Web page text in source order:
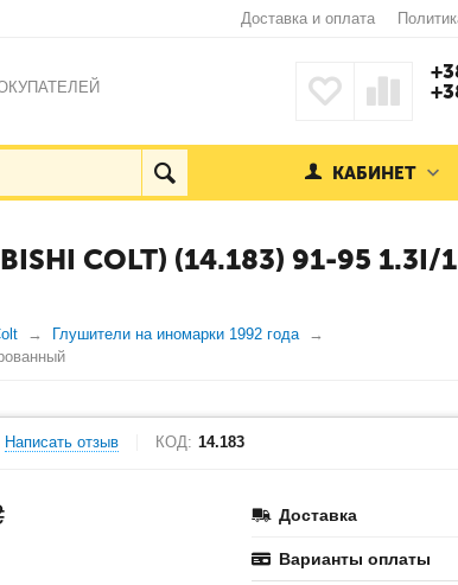
Доставка и оплата
КАБИНЕТ
COLT) (14.183) 91-95 1.3I/
Глушители на иномарки 1992 года
Написать отзыв КОД: 14.183
Доставка
Варианты оплаты